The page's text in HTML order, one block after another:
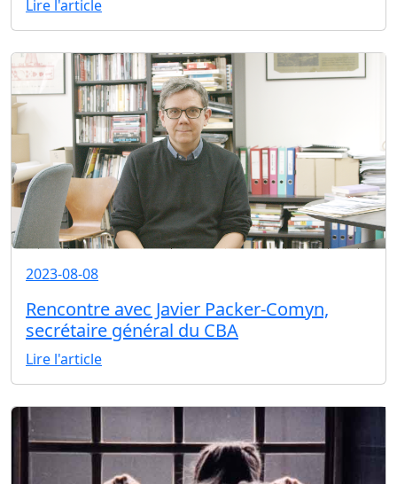
Lire l'article
2023-08-08
Rencontre avec Javier Packer-Comyn,
secrétaire général du CBA
Lire l'article